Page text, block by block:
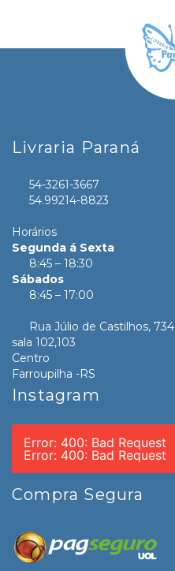
Livraria Paraná
54-3261-3667
54.99214-8823
Horários
Segunda á Sexta
8:45 – 18:30
Sábados
8:45 – 17:00
Rua Júlio de Castilhos, 734
sala 102,103
Centro
Farroupilha -RS
Instagram
Error: 400: Bad Request
Error: 400: Bad Request
Compra Segura